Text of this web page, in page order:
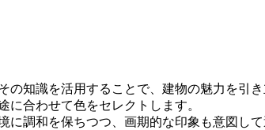
知識を活用することで、建物の魅力を引き
合わせて色をセレクトします。
調和を保ちつつ、画期的な印象も意図して